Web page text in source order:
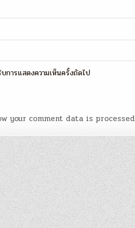
การแสดงความเห็นครั้งถัดไป
your comment data is processed